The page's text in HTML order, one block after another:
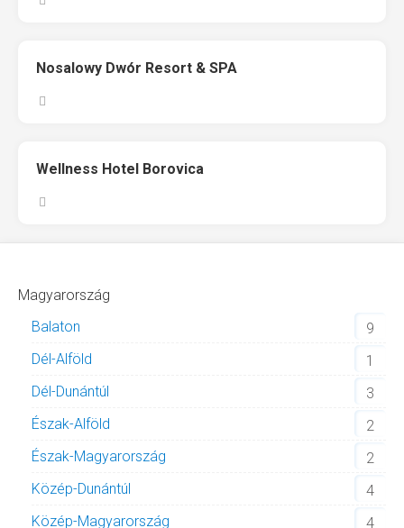
Nosalowy Dwór Resort & SPA
Wellness Hotel Borovica
Magyarország
Balaton
9
Dél-Alföld
1
Dél-Dunántúl
3
Észak-Alföld
2
Észak-Magyarország
2
Közép-Dunántúl
4
Közép-Magyarország
4